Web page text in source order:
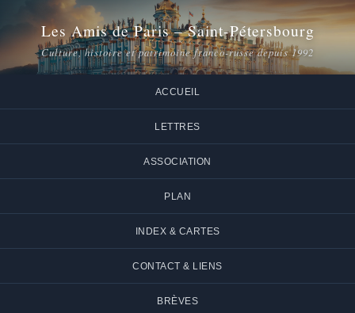
Les Amis de Paris – Saint-Pétersbourg
Culture, histoire et patrimoine franco-russe depuis 1992
ACCUEIL
LETTRES
ASSOCIATION
PLAN
INDEX & CARTES
CONTACT & LIENS
BRÈVES